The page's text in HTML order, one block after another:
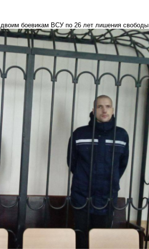
боевикам ВСУ по 26 лет лишения свободы